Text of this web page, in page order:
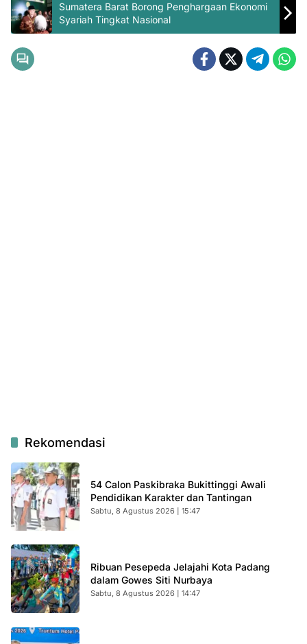
Sumatera Barat Borong Penghargaan Ekonomi
Syariah Tingkat Nasional
Rekomendasi
54 Calon Paskibraka Bukittinggi Awali
Pendidikan Karakter dan Tantingan
Sabtu, 8 Agustus 2026 | 15:47
Ribuan Pesepeda Jelajahi Kota Padang
dalam Gowes Siti Nurbaya
Sabtu, 8 Agustus 2026 | 14:47